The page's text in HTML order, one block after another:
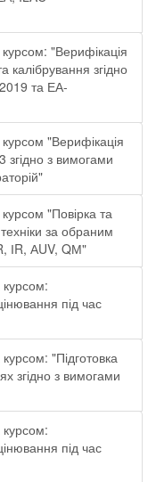
"Верифікація
калібрування згідно
та ЕА-
"Верифікація
згідно з вимогами
"Повірка та
за обраним
ІR, АUV, QМ"
під час
"Підготовка
згідно з вимогами
під час